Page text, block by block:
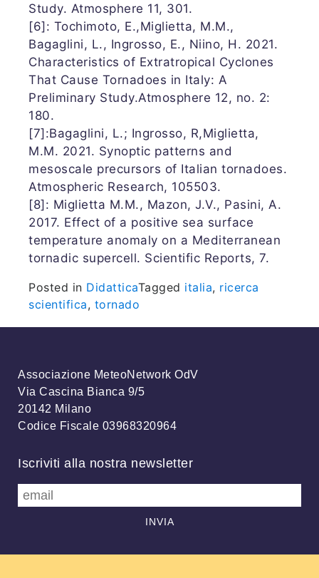
Study. Atmosphere 11, 301.
[6]: Tochimoto, E.,Miglietta, M.M.,
Bagaglini, L., Ingrosso, E., Niino, H. 2021.
Characteristics of Extratropical Cyclones
That Cause Tornadoes in Italy: A
Preliminary Study.Atmosphere 12, no. 2:
180.
[7]:Bagaglini, L.; Ingrosso, R,Miglietta,
M.M. 2021. Synoptic patterns and
mesoscale precursors of Italian tornadoes.
Atmospheric Research, 105503.
[8]: Miglietta M.M., Mazon, J.V., Pasini, A.
2017. Effect of a positive sea surface
temperature anomaly on a Mediterranean
tornadic supercell. Scientific Reports, 7.
Posted in DidatticaTagged italia, ricerca
scientifica, tornado
Associazione MeteoNetwork OdV
Via Cascina Bianca 9/5
20142 Milano
Codice Fiscale 03968320964
Iscriviti alla nostra newsletter